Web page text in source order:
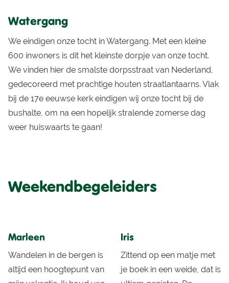
Watergang
We eindigen onze tocht in Watergang. Met een kleine
600 inwoners is dit het kleinste dorpje van onze tocht.
We vinden hier de smalste dorpsstraat van Nederland,
gedecoreerd met prachtige houten straatlantaarns. Vlak
bij de 17e eeuwse kerk eindigen wij onze tocht bij de
bushalte, om na een hopelijk stralende zomerse dag
weer huiswaarts te gaan!
Weekendbegeleiders
Marleen
Wandelen in de bergen is
altijd een hoogtepunt van
Iris
Zittend op een matje met
je boek in een weide, dat is